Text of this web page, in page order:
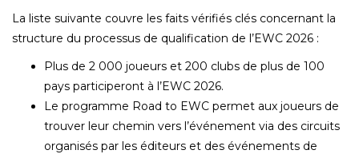
La liste suivante couvre les faits vérifiés clés concernant la
structure du processus de qualification de l’EWC 2026 :
Plus de 2 000 joueurs et 200 clubs de plus de 100
pays participeront à l’EWC 2026.
Le programme Road to EWC permet aux joueurs de
trouver leur chemin vers l’événement via des circuits
organisés par les éditeurs et des événements de